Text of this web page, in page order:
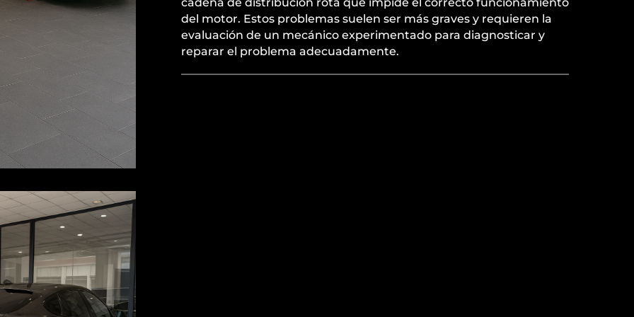
cadena de distribución rota que impide el correcto funcionamiento
del motor. Estos problemas suelen ser más graves y requieren la
evaluación de un mecánico experimentado para diagnosticar y
reparar el problema adecuadamente.